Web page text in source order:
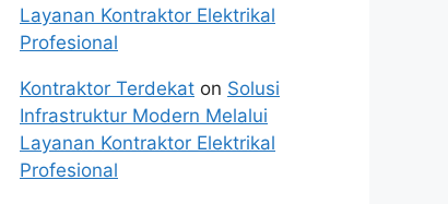
Layanan Kontraktor Elektrikal
Profesional
Kontraktor Terdekat on Solusi
Infrastruktur Modern Melalui
Layanan Kontraktor Elektrikal
Profesional